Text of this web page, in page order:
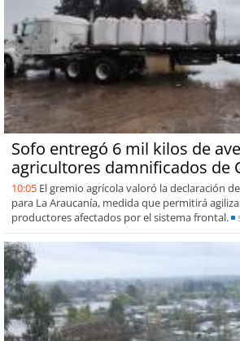
Sofo entregó 6 mil kilos de
agricultores damnificados de
10:05 El gremio agrícola valoró la declaración
para La Araucanía, medida que permitirá
productores afectados por el sistema frontal.